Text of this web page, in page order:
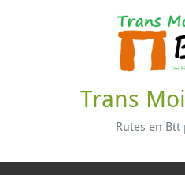
Trans
Rutes en Btt